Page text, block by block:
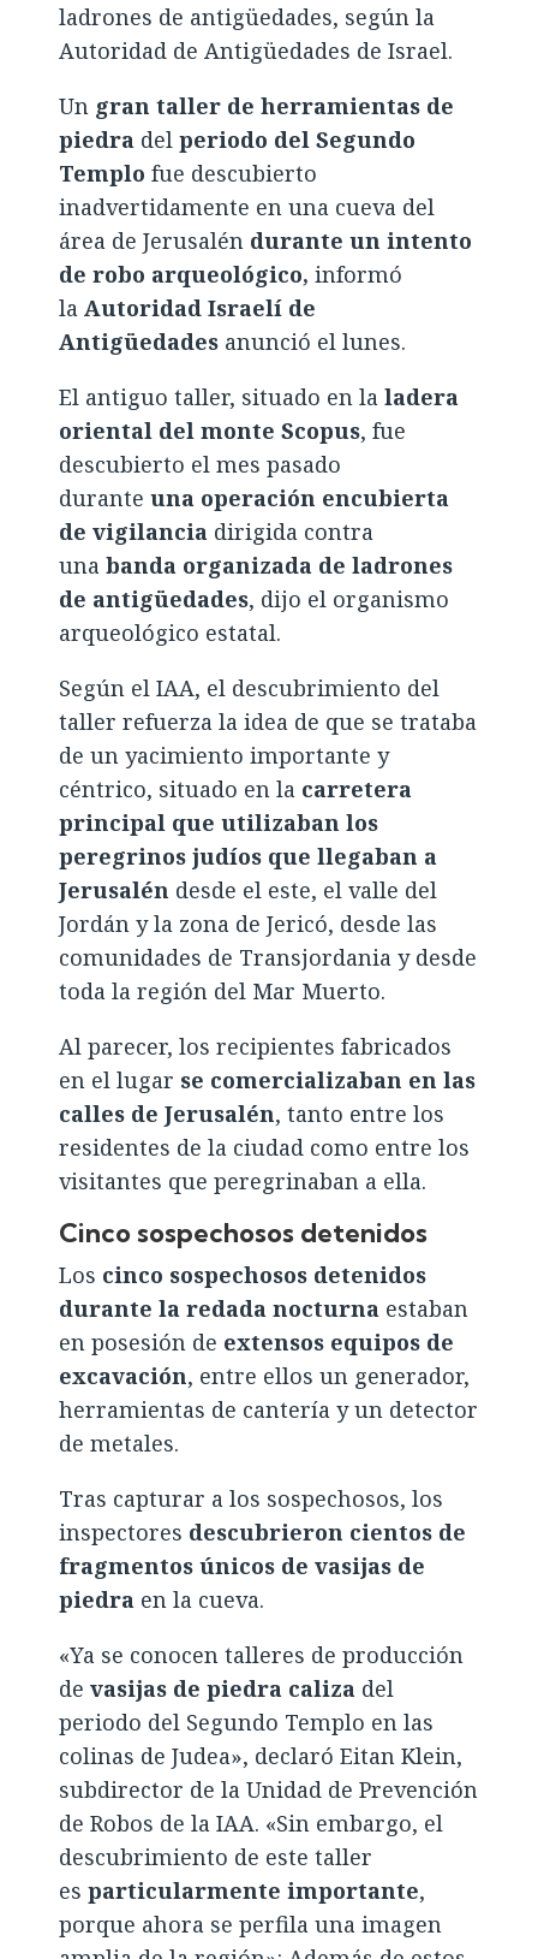
ladrones de antigüedades, según la
Autoridad de Antigüedades de Israel.
Un gran taller de herramientas de
piedra delperiodo del Segundo
Templo fue descubierto
inadvertidamente en una cueva del
área de Jerusalén durante un intento
de robo arqueológico, informó
laAutoridad Israelí de
Antigüedades anunció el lunes.
El antiguo taller, situado en la ladera
oriental del monte Scopus, fue
descubierto el mes pasado
duranteuna operación encubierta
de vigilancia dirigida contra
una banda organizada de ladrones
de antigüedades, dijo el organismo
arqueológico estatal.
Según el IAA, el descubrimiento del
taller refuerza la idea de que se trataba
de un yacimiento importante y
céntrico, situado en la carretera
principal que utilizaban los
peregrinos judíos que llegaban a
Jerusalén desde el este, el valle del
Jordán y la zona de Jericó, desde las
comunidades de Transjordania y desde
toda la región del Mar Muerto.
Al parecer, los recipientes fabricados
en el lugar se comercializaban en las
calles de Jerusalén, tanto entre los
residentes de la ciudad como entre los
visitantes que peregrinaban a ella.
Cinco sospechosos detenidos
Los cinco sospechosos detenidos
durante la redada nocturna estaban
en posesión de extensos equipos de
excavación, entre ellos un generador,
herramientas de cantería y un detector
de metales.
Tras capturar a los sospechosos, los
inspectores descubrieron cientos de
fragmentos únicos de vasijas de
piedra en la cueva.
«Ya se conocen talleres de producción
devasijas de piedra caliza del
periodo del Segundo Templo en las
colinas de Judea», declaró Eitan Klein,
subdirector de la Unidad de Prevención
de Robos de la IAA. «Sin embargo, el
descubrimiento de este taller
esparticularmente importante,
porque ahora se perfila una imagen